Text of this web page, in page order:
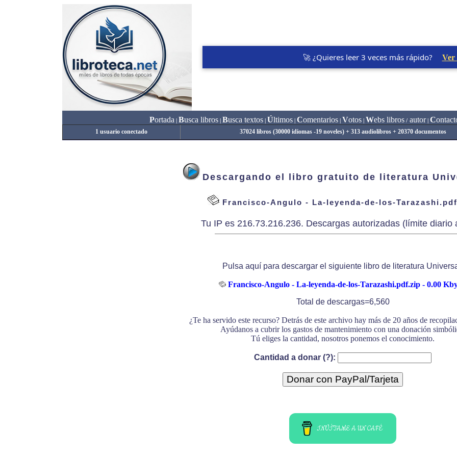
🚀 ¿Quieres leer 3 veces más rápido? Ver
Portada Busca libros| Busca textos| Últimos| Comentarios| Votos| Webs libros/autor| C
1 usuario conectado 37024 libros (30000 idiomas -19 noveles) + 313 audiolibros + 20370 documentos
Descargando el libro gratuito de literatura
Francisco-Angulo - La-leyenda-de-los-
Tu IP es 216.73.216.236. Descargas autorizadas (límite diario
Pulsa aquí para descargar el siguiente libro de literatura
Francisco-Angulo - La-leyenda-de-los-Tarazashi.pdf.zip - 0.00
Total de descargas=6,560
¿Te ha servido este recurso? Detrás de este archivo hay más de 20 años de
Ayúdanos a cubrir los gastos de mantenimiento con una donación
Tú eliges la cantidad, nosotros ponemos el conocimiento.
Cantidad a donar (?):
INVÍTAME A UN CAFÉ